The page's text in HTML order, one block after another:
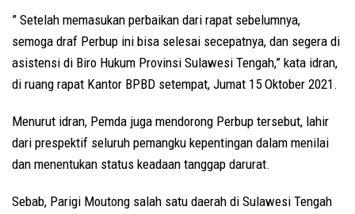
” Setelah memasukan perbaikan dari rapat sebelumnya,
semoga draf Perbup ini bisa selesai secepatnya, dan segera di
asistensi di Biro Hukum Provinsi Sulawesi Tengah,” kata idran,
di ruang rapat Kantor BPBD setempat, Jumat 15 Oktober 2021.
Menurut idran, Pemda juga mendorong Perbup tersebut, lahir
dari prespektif seluruh pemangku kepentingan dalam menilai
dan menentukan status keadaan tanggap darurat.
Sebab, Parigi Moutong salah satu daerah di Sulawesi Tengah